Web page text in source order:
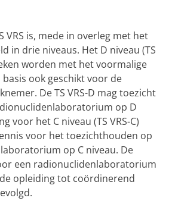
VRS is, mede in overleg met het
in drie niveaus. Het D niveau (TS
worden met het voormalige
basis ook geschikt voor de
De TS VRS-D mag toezicht
op D
voor het C niveau (TS VRS-C)
voor het toezichthouden op
op C niveau. De
een radionuclidenlaboratorium
opleiding tot coördinerend